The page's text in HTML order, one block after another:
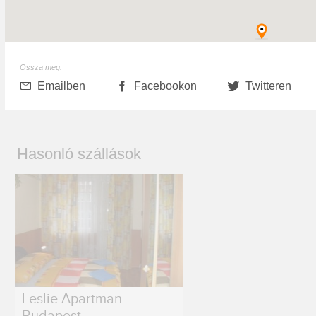
Ossza meg:
Emailben Facebookon Twitteren
Hasonló szállások
Leslie Apartman